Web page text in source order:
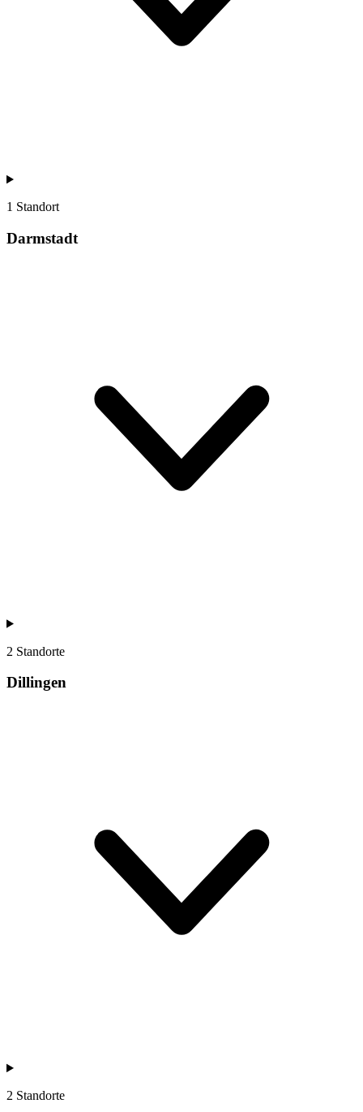
1 Standort
Darmstadt
2 Standorte
Dillingen
2 Standorte